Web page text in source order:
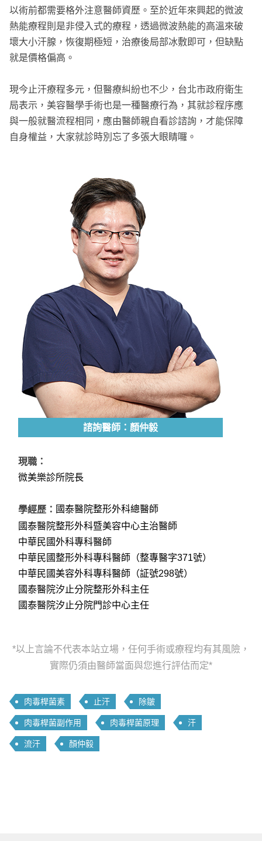
以術前都需要格外注意醫師資歷。至於近年來興起的微波
熱能療程則是非侵入式的療程，透過微波熱能的高溫來破
壞大小汗腺，恢復期極短，治療後局部冰敷即可，但缺點
就是價格偏高。
現今止汗療程多元，但醫療糾紛也不少，台北市政府衛生
局表示，美容醫學手術也是一種醫療行為，其就診程序應
與一般就醫流程相同，應由醫師親自看診諮詢，才能保障
自身權益，大家就診時別忘了多張大眼睛囉。
諮詢醫師：顏仲毅
現職：
微美樂診所院長
學經歷： 國泰醫院整形外科總醫師
國泰醫院整形外科暨美容中心主治醫師
中華民國外科專科醫師
中華民國整形外科專科醫師（整專醫字371號）
中華民國美容外科專科醫師（証號298號）
國泰醫院汐止分院整形外科主任
國泰醫院汐止分院門診中心主任
*以上言論不代表本站立場，任何手術或療程均有其風險，
實際仍須由醫師當面與您進行評估而定*
肉毒桿菌素 止汗 除皺
肉毒桿菌副作用 肉毒桿菌原理 汗
流汗 顏仲毅